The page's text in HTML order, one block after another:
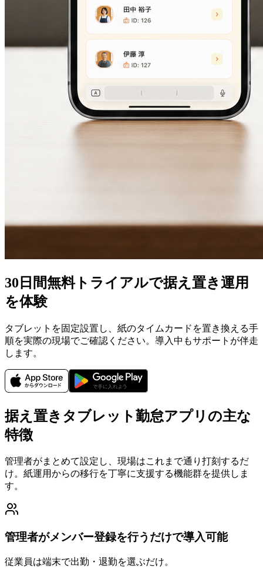
30日間無料トライアルで据え置き運用
を体験
タブレットを固定設置し、紙のタイムカードを置き換える手
順を実際の現場でご確認ください。導入中もサポートが伴走
します。
据え置きタブレット勤怠アプリの主な
特徴
管理者がまとめて設定し、現場はこれまで通り打刻するだ
け。紙運用からの移行を丁寧に支援する機能群を提供しま
す。
管理者がメンバー登録を行うだけで導入可能
従業員は端末で出勤・退勤を選ぶだけ。